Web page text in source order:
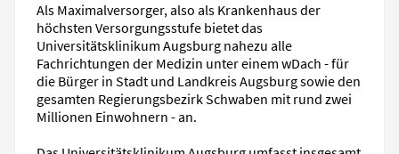
Als Maximalversorger, also als Krankenhaus der
höchsten Versorgungsstufe bietet das
Universitätsklinikum Augsburg nahezu alle
Fachrichtungen der Medizin unter einem wDach - für
die Bürger in Stadt und Landkreis Augsburg sowie den
gesamten Regierungsbezirk Schwaben mit rund zwei
Millionen Einwohnern - an.